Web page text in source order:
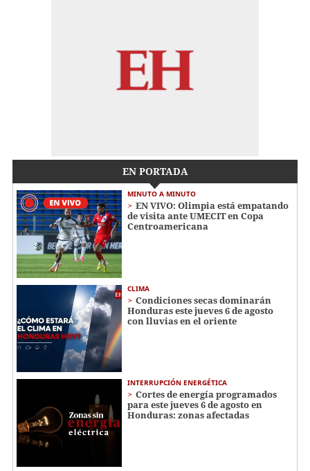
EN PORTADA
MINUTO A MINUTO
EN VIVO: Olimpia está empatando
de visita ante UMECIT en Copa
Centroamericana
CLIMA
Condiciones secas dominarán
Honduras este jueves 6 de agosto
con lluvias en el oriente
INTERRUPCIÓN ENERGÉTICA
Cortes de energía programados
para este jueves 6 de agosto en
Honduras: zonas afectadas